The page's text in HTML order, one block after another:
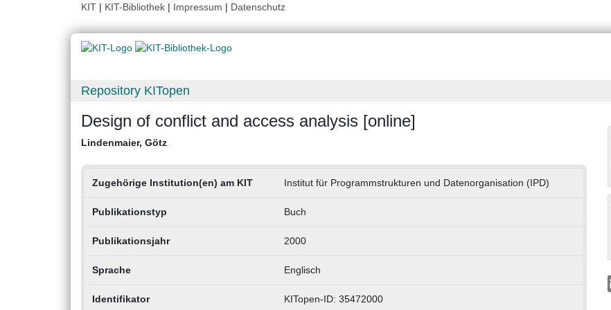
KIT | KIT-Bibliothek | Impressum | Datenschutz
Repository KITopen
Design of conflict and access analysis [online]
Lindenmaier, Götz
Zugehörige Institution(en) am KIT Institut für Programmstrukturen und Datenorganisation (IPD)
Publikationstyp Buch
Publikationsjahr 2000
Sprache Englisch
Identifikator KITopen-ID: 35472000